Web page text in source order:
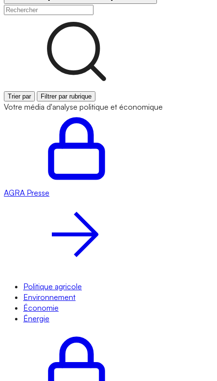
Trier par Filtrer par rubrique
Votre média d'analyse politique et économique
AGRA Presse
Politique agricole
Environnement
Économie
Énergie